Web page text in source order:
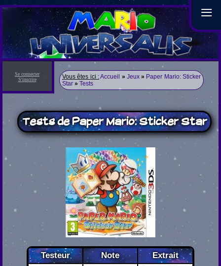
≡
Se connecter
S'inscrire
Vous êtes ici :Accueil » Jeux » Paper Mario: Sticker
Star » Tests
Tests de Paper Mario: Sticker Star
Testeur Note Extrait